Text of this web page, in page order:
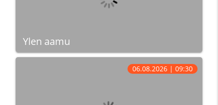
Ylen aamu
06.08.2026 | 09:30